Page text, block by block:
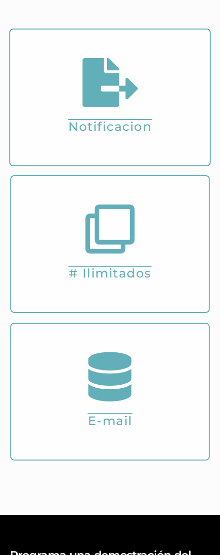
Notificacion
Recibe mensajes de notificación de inicio y
finalización de un proceso de respaldo a través de
# Ilimitados
números de teléfono previamente a una
confirmación y aceptación para la recepción de
las notificaciones.
E-mail
Recibe también notificaciones por correo
electrónico de la bitácora del proceso (indica si
se realizó con éxito o si hubo algún problema
durante el proceso).